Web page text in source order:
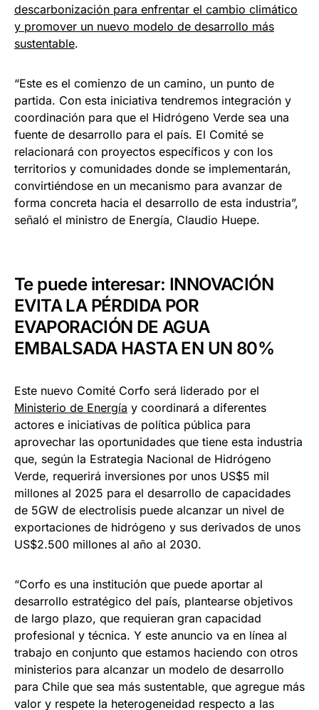
descarbonización para enfrentar el cambio climático
y promover un nuevo modelo de desarrollo más
sustentable.
“Este es el comienzo de un camino, un punto de
partida. Con esta iniciativa tendremos integración y
coordinación para que el Hidrógeno Verde sea una
fuente de desarrollo para el país. El Comité se
relacionará con proyectos específicos y con los
territorios y comunidades donde se implementarán,
convirtiéndose en un mecanismo para avanzar de
forma concreta hacia el desarrollo de esta industria”,
señaló el ministro de Energía, Claudio Huepe.
Te puede interesar: INNOVACIÓN
EVITA LA PÉRDIDA POR
EVAPORACIÓN DE AGUA
EMBALSADA HASTA EN UN 80%
Este nuevo Comité Corfo será liderado por el
Ministerio de Energía y coordinará a diferentes
actores e iniciativas de política pública para
aprovechar las oportunidades que tiene esta industria
que, según la Estrategia Nacional de Hidrógeno
Verde, requerirá inversiones por unos US$5 mil
millones al 2025 para el desarrollo de capacidades
de 5GW de electrolisis puede alcanzar un nivel de
exportaciones de hidrógeno y sus derivados de unos
US$2.500 millones al año al 2030.
“Corfo es una institución que puede aportar al
desarrollo estratégico del país, plantearse objetivos
de largo plazo, que requieran gran capacidad
profesional y técnica. Y este anuncio va en línea al
trabajo en conjunto que estamos haciendo con otros
ministerios para alcanzar un modelo de desarrollo
para Chile que sea más sustentable, que agregue más
valor y respete la heterogeneidad respecto a las